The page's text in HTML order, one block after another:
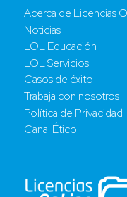
Acerca de Licencias
Noticias
LOL Educación
LOL Servicios
Casos de éxito
Trabaja con nosotros
Política de Privacidad
Canal Ético